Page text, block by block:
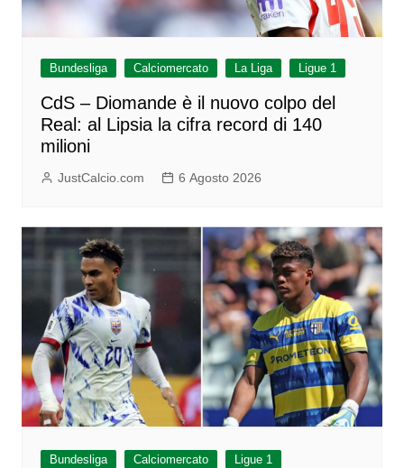
Bundesliga Calciomercato La Liga Ligue 1
CdS – Diomande è il nuovo colpo del
Real: al Lipsia la cifra record di 140
milioni
JustCalcio.com 6 Agosto 2026
Bundesliga Calciomercato
Ligue 1